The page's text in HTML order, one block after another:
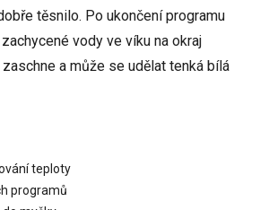
těsnilo. Po ukončení programu
vody ve víku na okraj
a může se udělat tenká bílá
teploty
programů